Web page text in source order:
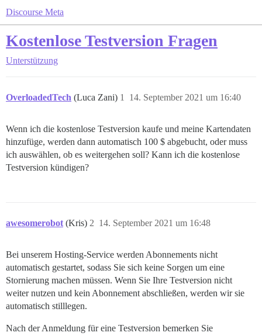
Discourse Meta
Kostenlose Testversion Fragen
Unterstützung
OverloadedTech (Luca Zani) 14. September 2021 um 16:40
1
Wenn ich die kostenlose Testversion kaufe und meine Kartendaten
hinzufüge, werden dann automatisch 100 $ abgebucht, oder muss
ich auswählen, ob es weitergehen soll? Kann ich die kostenlose
Testversion kündigen?
awesomerobot (Kris) 14. September 2021 um 16:48
2
Bei unserem Hosting-Service werden Abonnements nicht
automatisch gestartet, sodass Sie sich keine Sorgen um eine
Stornierung machen müssen. Wenn Sie Ihre Testversion nicht
weiter nutzen und kein Abonnement abschließen, werden wir sie
automatisch stilllegen.
Nach der Anmeldung für eine Testversion bemerken Sie